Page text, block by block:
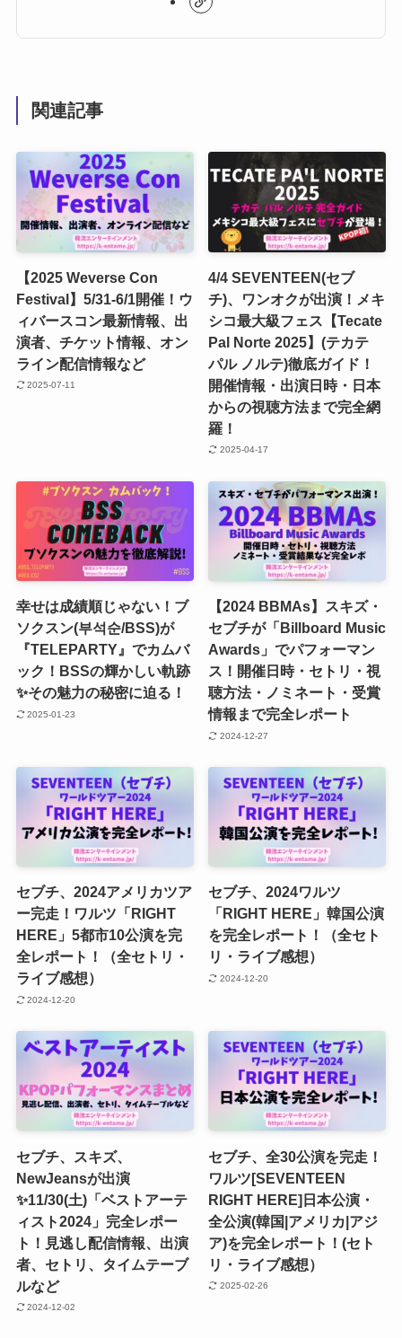
関連記事
【2025 Weverse Con
Festival】5/31-6/1開催！ウ
ィバースコン最新情報、出
演者、チケット情報、オン
ライン配信情報など
2025-07-11
4/4 SEVENTEEN(セブ
チ)、ワンオクが出演！メキ
シコ最大級フェス【Tecate
Pal Norte 2025】(テカテ
パル ノルテ)徹底ガイド！
開催情報・出演日時・日本
からの視聴方法まで完全網
羅！
2025-04-17
幸せは成績順じゃない！ブ
ソクスン(부석순/BSS)が
『TELEPARTY』でカムバ
ック！BSSの輝かしい軌跡
✨その魅力の秘密に迫る！
2025-01-23
【2024 BBMAs】スキズ・
セブチが「Billboard Music
Awards」でパフォーマン
ス！開催日時・セトリ・視
聴方法・ノミネート・受賞
情報まで完全レポート
2024-12-27
セブチ、2024アメリカツア
ー完走！ワルツ「RIGHT
HERE」5都市10公演を完
全レポート！（全セトリ・
ライブ感想）
2024-12-20
セブチ、2024ワルツ
「RIGHT HERE」韓国公演
を完全レポート！（全セト
リ・ライブ感想）
2024-12-20
セブチ、スキズ、
NewJeansが出演
✨11/30(土)「ベストアーテ
ィスト2024」完全レポー
ト！見逃し配信情報、出演
者、セトリ、タイムテーブ
ルなど
2024-12-02
セブチ、全30公演を完走！
ワルツ[SEVENTEEN
RIGHT HERE]日本公演・
全公演(韓国|アメリカ|アジ
ア)を完全レポート！(セト
リ・ライブ感想）
2025-02-26